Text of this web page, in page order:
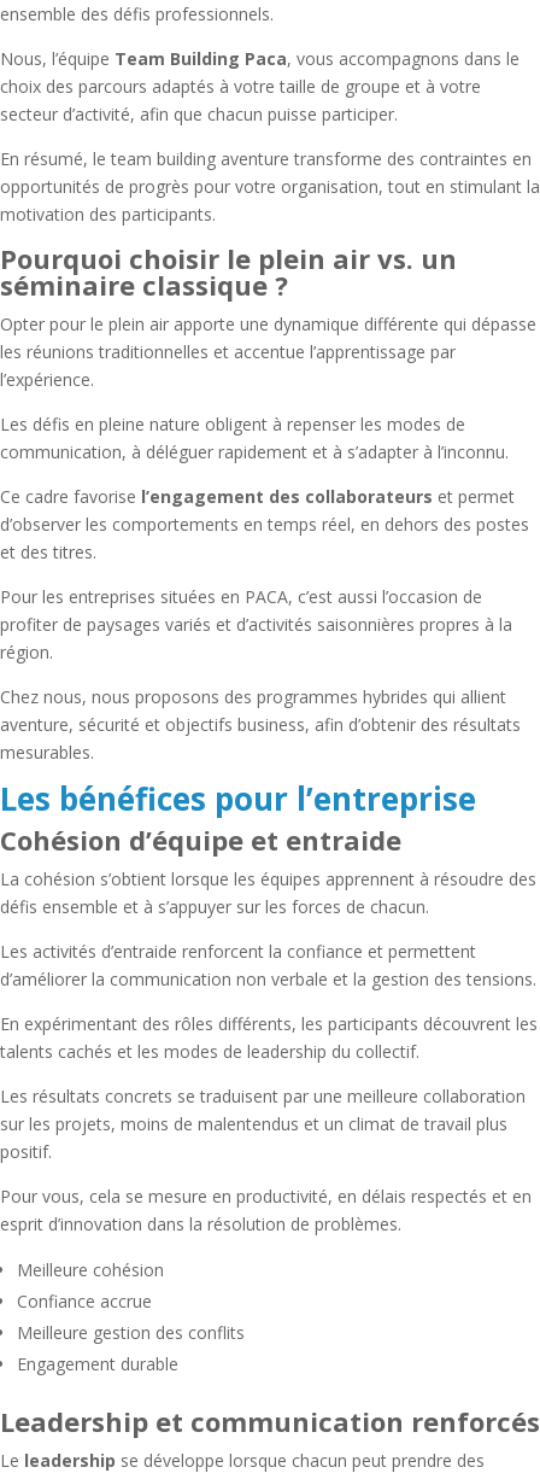
ensemble des défis professionnels.
Nous, l’équipe Team Building Paca, vous accompagnons dans le
choix des parcours adaptés à votre taille de groupe et à votre
secteur d’activité, afin que chacun puisse participer.
En résumé, le team building aventure transforme des contraintes en
opportunités de progrès pour votre organisation, tout en stimulant la
motivation des participants.
Pourquoi choisir le plein air vs. un
séminaire classique ?
Opter pour le plein air apporte une dynamique différente qui dépasse
les réunions traditionnelles et accentue l’apprentissage par
l’expérience.
Les défis en pleine nature obligent à repenser les modes de
communication, à déléguer rapidement et à s’adapter à l’inconnu.
Ce cadre favorise l’engagement des collaborateurs et permet
d’observer les comportements en temps réel, en dehors des postes
et des titres.
Pour les entreprises situées en PACA, c’est aussi l’occasion de
profiter de paysages variés et d’activités saisonnières propres à la
région.
Chez nous, nous proposons des programmes hybrides qui allient
aventure, sécurité et objectifs business, afin d’obtenir des résultats
mesurables.
Les bénéfices pour l’entreprise
Cohésion d’équipe et entraide
La cohésion s’obtient lorsque les équipes apprennent à résoudre des
défis ensemble et à s’appuyer sur les forces de chacun.
Les activités d’entraide renforcent la confiance et permettent
d’améliorer la communication non verbale et la gestion des tensions.
En expérimentant des rôles différents, les participants découvrent les
talents cachés et les modes de leadership du collectif.
Les résultats concrets se traduisent par une meilleure collaboration
sur les projets, moins de malentendus et un climat de travail plus
positif.
Pour vous, cela se mesure en productivité, en délais respectés et en
esprit d’innovation dans la résolution de problèmes.
Meilleure cohésion
Confiance accrue
Meilleure gestion des conflits
Engagement durable
Leadership et communication renforcés
Le leadership se développe lorsque chacun peut prendre des